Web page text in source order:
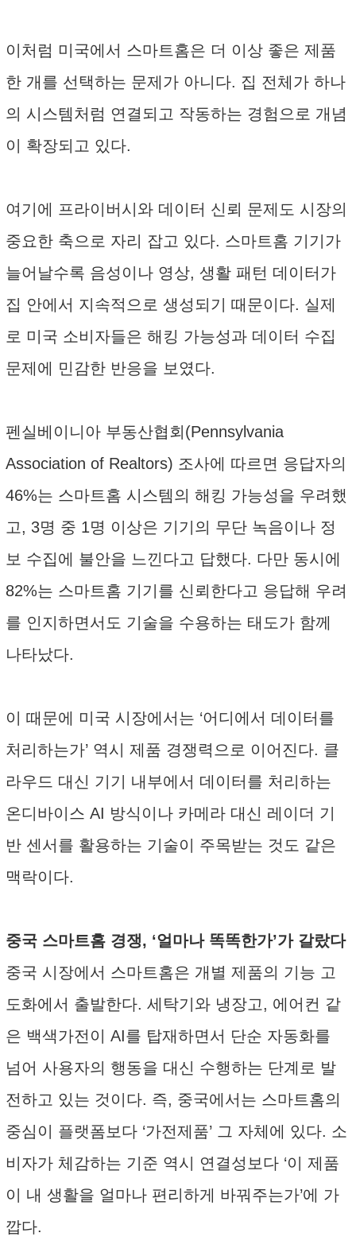
이처럼 미국에서 스마트홈은 더 이상 좋은 제품
한 개를 선택하는 문제가 아니다. 집 전체가 하나
의 시스템처럼 연결되고 작동하는 경험으로 개념
이 확장되고 있다.
여기에 프라이버시와 데이터 신뢰 문제도 시장의
중요한 축으로 자리 잡고 있다. 스마트홈 기기가
늘어날수록 음성이나 영상, 생활 패턴 데이터가
집 안에서 지속적으로 생성되기 때문이다. 실제
로 미국 소비자들은 해킹 가능성과 데이터 수집
문제에 민감한 반응을 보였다.
펜실베이니아 부동산협회(Pennsylvania
Association of Realtors) 조사에 따르면 응답자의
46%는 스마트홈 시스템의 해킹 가능성을 우려했
고, 3명 중 1명 이상은 기기의 무단 녹음이나 정
보 수집에 불안을 느낀다고 답했다. 다만 동시에
82%는 스마트홈 기기를 신뢰한다고 응답해 우려
를 인지하면서도 기술을 수용하는 태도가 함께
나타났다.
이 때문에 미국 시장에서는 ‘어디에서 데이터를
처리하는가’ 역시 제품 경쟁력으로 이어진다. 클
라우드 대신 기기 내부에서 데이터를 처리하는
온디바이스 AI 방식이나 카메라 대신 레이더 기
반 센서를 활용하는 기술이 주목받는 것도 같은
맥락이다.
중국 스마트홈 경쟁, ‘얼마나 똑똑한가’가 갈랐다
중국 시장에서 스마트홈은 개별 제품의 기능 고
도화에서 출발한다. 세탁기와 냉장고, 에어컨 같
은 백색가전이 AI를 탑재하면서 단순 자동화를
넘어 사용자의 행동을 대신 수행하는 단계로 발
전하고 있는 것이다. 즉, 중국에서는 스마트홈의
중심이 플랫폼보다 ‘가전제품’ 그 자체에 있다. 소
비자가 체감하는 기준 역시 연결성보다 ‘이 제품
이 내 생활을 얼마나 편리하게 바꿔주는가’에 가
깝다.